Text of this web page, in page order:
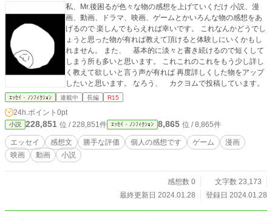
私、Mr.後困るが色々な物の感想を上げていくだけ 小説、漫
画、動画、ドラマ、映画、ゲームとかいろんな物の感想をあ
げるので 楽しんでもらえれば幸いです。 これなんかどうでし
ょうと思った物が有れば教えて頂けると体験しにいくかもし
れません。 また、 基本的に淡々と書き続けるので短くして
しまう所も多いと思います。 これこれのこれをもう少し詳し
く教えて欲しいと言う声が有れば 再度詳しくした物をアップ
したいと思います。 なろう、 カクヨムで投稿しています。
ｴｯｾｲ・ﾉﾝﾌｨｸｼｮﾝ 連載中 長編 R15
24h.ポイント 0pt
小説 228,851 位 / 228,851件 ｴｯｾｲ・ﾉﾝﾌｨｸｼｮﾝ 8,865 位 / 8,865件
エッセイ 感想文 勝手な評価 個人の感想です ゲーム
漫画
映画
動画 小説
感想数 0
文字数 23,173
最終更新日 2024.01.28
登録日 2024.01.28